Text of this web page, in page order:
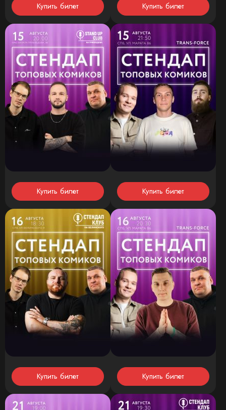
Купить билет Купить билет
Купить билет Купить билет
Купить билет Купить билет